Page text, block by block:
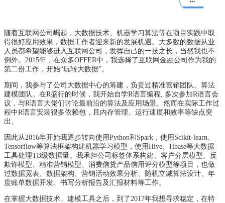
随着互联网公司崛起，大数据技术、机器学习算法等在项目实践中取
得很好应用效果，数据工作者迎来新的发展机遇。大多数的数据从业
人员都希望能够进入互联网公司，发挥自己的一技之长，当然我也不
例外。2015年，在众多OFFER中，我选择了互联网金融公司作为我的
第二份工作，开始“玩转大数据”。
期间，我参与了公司大数据中心的筹建，负责过精准营销团队、算法
建模团队。在R盛行的时候，我开始自学R语言编程, 多次参加R语言会
议，与R语言大佬们讨论最前沿的算法及应用场景。然而在实际工作过
程中R语言安装很多依赖包，且内存管理、运行速度和效率等缺点突
出。
因此从2016年开始我逐步转向使用Python和Spark，使用Scikit-learn、
Tensorflow等算法框架构建机器学习模型，使用Hive、Hbase等大数据
工具处理TB级数据量。我承担公司标签体系构建、客户分层模型、反
欺诈模型、精准营销模型、消费信贷产品信用评分模型等项目，也做
过数据宽表、数据架构、营销活动效果分析、随机立减算法设计、年
度账单数据开发、书写分析报告及汇报材料等工作。
在掌握大数据技术、建模工具之后，到了2017年我想寻求稳定，在特